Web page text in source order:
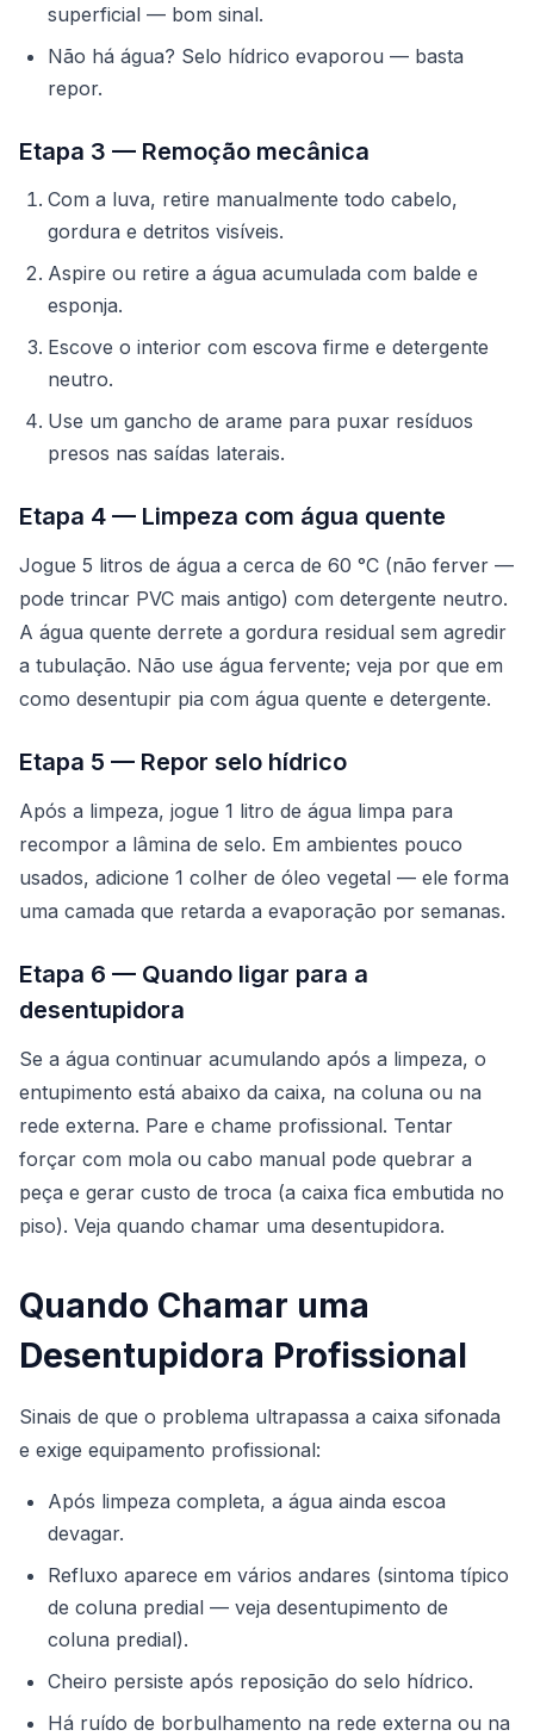
superficial — bom sinal.
Não há água? Selo hídrico evaporou — basta
repor.
Etapa 3 — Remoção mecânica
Com a luva, retire manualmente todo cabelo,
gordura e detritos visíveis.
Aspire ou retire a água acumulada com balde e
esponja.
Escove o interior com escova firme e detergente
neutro.
Use um gancho de arame para puxar resíduos
presos nas saídas laterais.
Etapa 4 — Limpeza com água quente
Jogue 5 litros de água a cerca de 60 °C (não ferver —
pode trincar PVC mais antigo) com detergente neutro.
A água quente derrete a gordura residual sem agredir
a tubulação. Não use água fervente; veja por que em
como desentupir pia com água quente e detergente.
Etapa 5 — Repor selo hídrico
Após a limpeza, jogue 1 litro de água limpa para
recompor a lâmina de selo. Em ambientes pouco
usados, adicione 1 colher de óleo vegetal — ele forma
uma camada que retarda a evaporação por semanas.
Etapa 6 — Quando ligar para a
desentupidora
Se a água continuar acumulando após a limpeza, o
entupimento está abaixo da caixa, na coluna ou na
rede externa. Pare e chame profissional. Tentar
forçar com mola ou cabo manual pode quebrar a
peça e gerar custo de troca (a caixa fica embutida no
piso). Veja quando chamar uma desentupidora.
Quando Chamar uma
Desentupidora Profissional
Sinais de que o problema ultrapassa a caixa sifonada
e exige equipamento profissional:
Após limpeza completa, a água ainda escoa
devagar.
Refluxo aparece em vários andares (sintoma típico
de coluna predial — veja desentupimento de
coluna predial).
Cheiro persiste após reposição do selo hídrico.
Há ruído de borbulhamento na rede externa ou na